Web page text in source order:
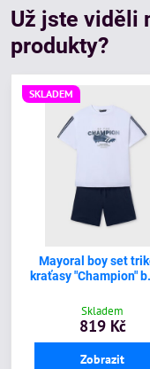
Už jste viděli
produkty?
SKLADEM
Mayoral boy set
kraťasy "Champion"
Skladem
819 Kč
Zobrazit